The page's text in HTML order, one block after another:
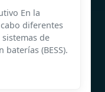
En la
diferentes
de
(BESS).